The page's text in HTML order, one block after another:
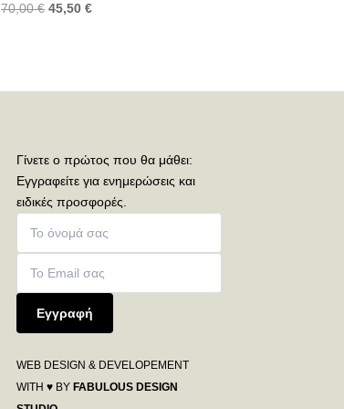
70,00€ 45,50€
Γίνετε ο πρώτος που θα μάθει:
Εγγραφείτε για ενημερώσεις και
ειδικές προσφορές.
Εγγραφή
WEB DESIGN & DEVELOPEMENT
WITH ♥ BY FABULOUS DESIGN